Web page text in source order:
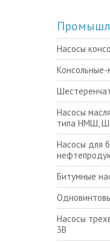
Насосы
Насосы масляные шестеренчатые
типа НМШ, Ш
Насосы для бензина и
Битумные
Насосы трехвинтовые типа А1 3В, А2
3В